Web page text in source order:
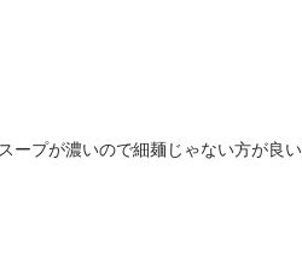
プが濃いので細麺じゃない方が良